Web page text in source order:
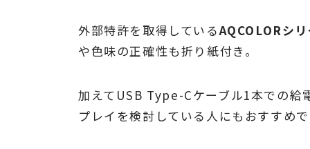
外部特許を取得しているAQCOLORシ
や色味の正確性も折り紙付き。
加えてUSB Type-Cケーブル1本での
プレイを検討している人にもおすすめ